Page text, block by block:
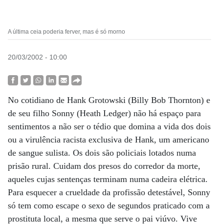
A última ceia poderia ferver, mas é só morno
20/03/2002 - 10:00
No cotidiano de Hank Grotowski (Billy Bob Thornton) e
de seu filho Sonny (Heath Ledger) não há espaço para
sentimentos a não ser o tédio que domina a vida dos dois
ou a virulência racista exclusiva de Hank, um americano
de sangue sulista. Os dois são policiais lotados numa
prisão rural. Cuidam dos presos do corredor da morte,
aqueles cujas sentenças terminam numa cadeira elétrica.
Para esquecer a crueldade da profissão detestável, Sonny
só tem como escape o sexo de segundos praticado com a
prostituta local, a mesma que serve o pai viúvo. Vive